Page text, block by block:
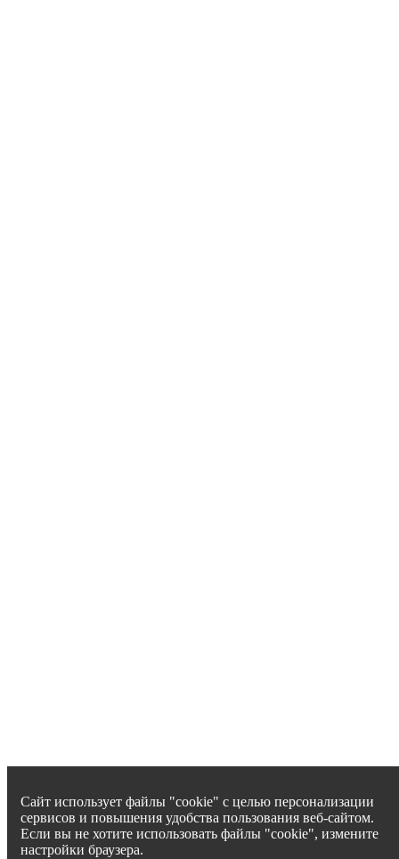
Сайт использует файлы "cookie" с целью персонализации
сервисов и повышения удобства пользования веб-сайтом.
Если вы не хотите использовать файлы "cookie", измените
настройки браузера.